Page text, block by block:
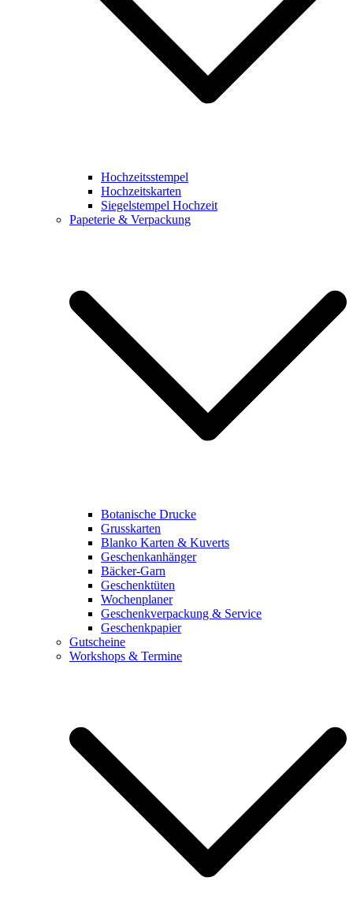
Hochzeitsstempel
Hochzeitskarten
Siegelstempel Hochzeit
Papeterie & Verpackung
Botanische Drucke
Grusskarten
Blanko Karten & Kuverts
Geschenkanhänger
Bäcker-Garn
Geschenktüten
Wochenplaner
Geschenkverpackung & Service
Geschenkpapier
Gutscheine
Workshops & Termine